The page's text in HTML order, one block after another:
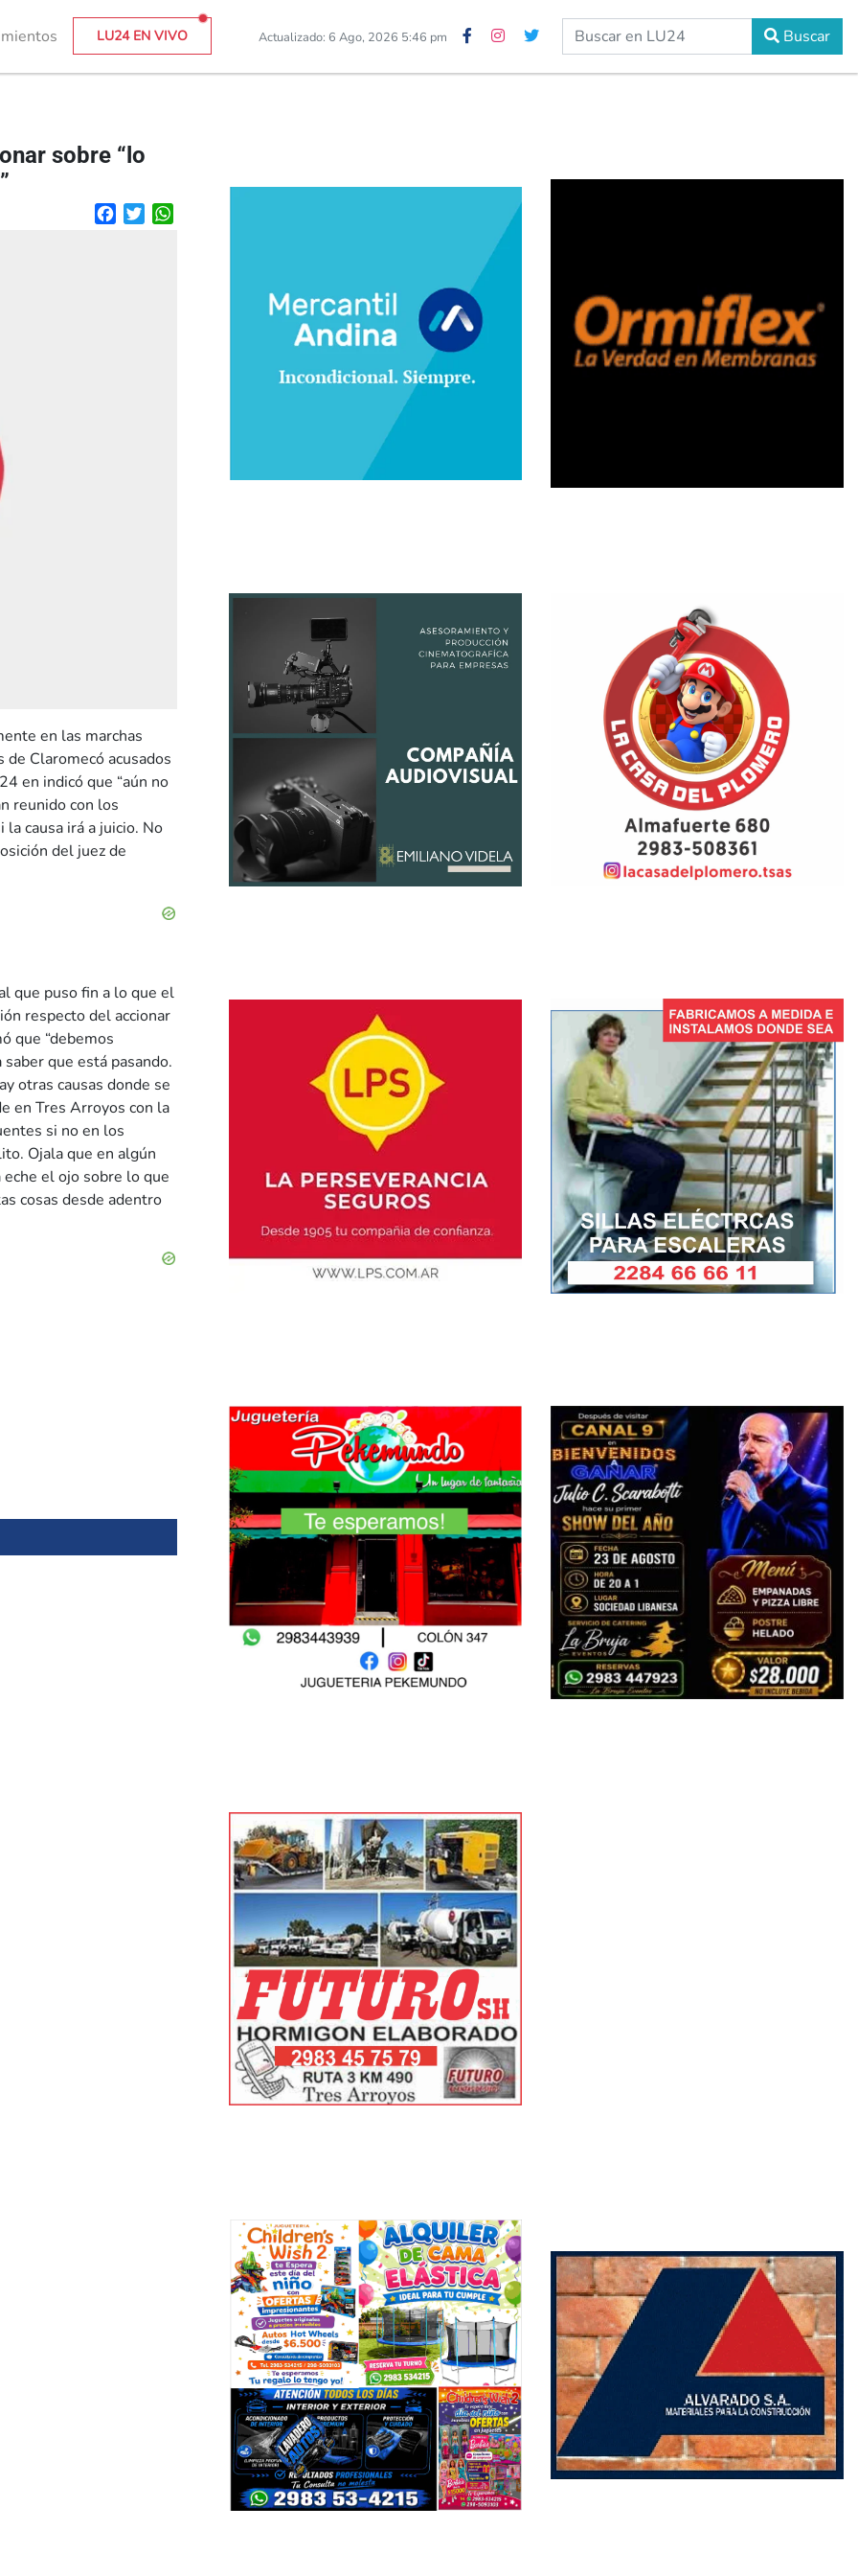
LU24 EN VIVO Actualizado: 6 Ago, 2026 5:46 pm Buscar
sobre “lo
FacebookTwitter
en las marchas
Claromecó acusados
en indicó que “aún no
reunido con los
causa irá a juicio. No
del juez de
que puso fin a lo que el
respecto del accionar
que “debemos
que está pasando.
otras causas donde se
en Tres Arroyos con la
si no en los
Ojala que en algún
el ojo sobre lo que
cosas desde adentro